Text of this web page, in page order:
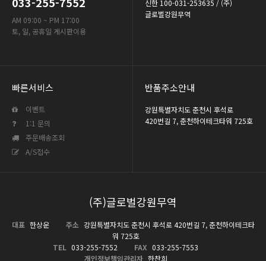
AM 09:00 ~ PM 17:00
토, 일, 공휴일 게시판이용
신한 100-031-253635 / (주)
글로벌강원무역
빠른서비스
이벤트
1:1 문의
주문배송조회
A/S접수
반품주소안내
강원특별자치도 춘천시 후석로
420번길 7, 춘천하이테크타워 725호
(주)글로벌강원무역
대표 한상운 주소 강원특별자치도 춘천시 후석로 420번길 7, 춘천하이테크타
워 725호
TEL 033-255-7552 FAX 033-255-7553
개인정보책임관리자 한찬희